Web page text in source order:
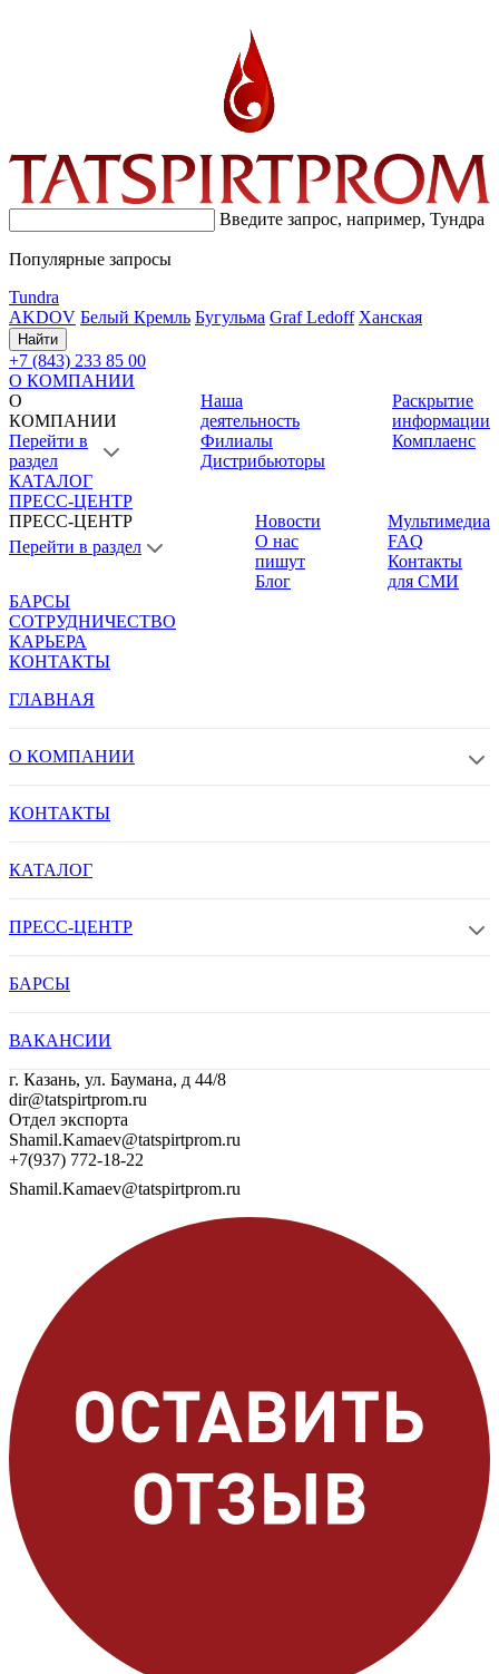
Введите запрос, например, Тундра
Популярные запросы
Tundra
AKDOV Белый Кремль Бугульма Graf Ledoff Ханская
Найти
+7 (843) 233 85 00
О КОМПАНИИ
О
КОМПАНИИ
Перейти в
раздел
Наша
деятельность
Филиалы
Дистрибьюторы
Раскрытие
информации
Комплаенс
КАТАЛОГ
ПРЕСС-ЦЕНТР
ПРЕСС-ЦЕНТР
Перейти в раздел
Новости
О нас
пишут
Блог
Мультимедиа
FAQ
Контакты
для СМИ
БАРСЫ
СОТРУДНИЧЕСТВО
КАРЬЕРА
КОНТАКТЫ
ГЛАВНАЯ
О КОМПАНИИ
КОНТАКТЫ
КАТАЛОГ
ПРЕСС-ЦЕНТР
БАРСЫ
ВАКАНСИИ
г. Казань, ул. Баумана, д 44/8
dir@tatspirtprom.ru
Отдел экспорта
Shamil.Kamaev@tatspirtprom.ru
+7(937) 772-18-22
Shamil.Kamaev@tatspirtprom.ru